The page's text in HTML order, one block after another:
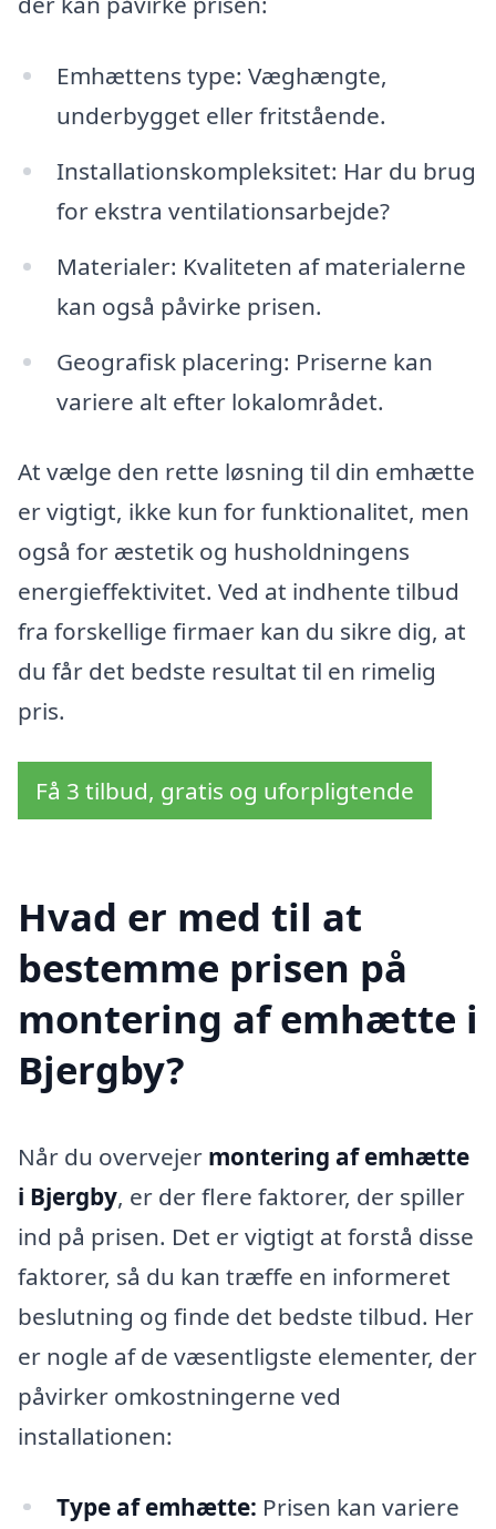
Emhættens type: Væghængte,
underbygget eller fritstående.
Installationskompleksitet: Har du brug
for ekstra ventilationsarbejde?
Materialer: Kvaliteten af materialerne
kan også påvirke prisen.
Geografisk placering: Priserne kan
variere alt efter lokalområdet.
At vælge den rette løsning til din emhætte
er vigtigt, ikke kun for funktionalitet, men
også for æstetik og husholdningens
energieffektivitet. Ved at indhente tilbud
fra forskellige firmaer kan du sikre dig, at
du får det bedste resultat til en rimelig
pris.
Få 3 tilbud, gratis og uforpligtende
Hvad er med til at
bestemme prisen på
montering af emhætte i
Bjergby?
Når du overvejer montering af emhætte
i Bjergby, er der flere faktorer, der spiller
ind på prisen. Det er vigtigt at forstå disse
faktorer, så du kan træffe en informeret
beslutning og finde det bedste tilbud. Her
er nogle af de væsentligste elementer, der
påvirker omkostningerne ved
installationen:
Type af emhætte: Prisen kan variere